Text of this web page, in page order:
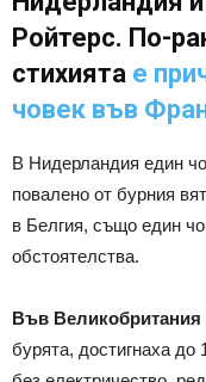
Ройтерс. По-
стихията е
човек във
В Нидерландия един
повалено от бурния
в Белгия, също един
обстоятелства.
Във Великобритания
бурята, достигнаха